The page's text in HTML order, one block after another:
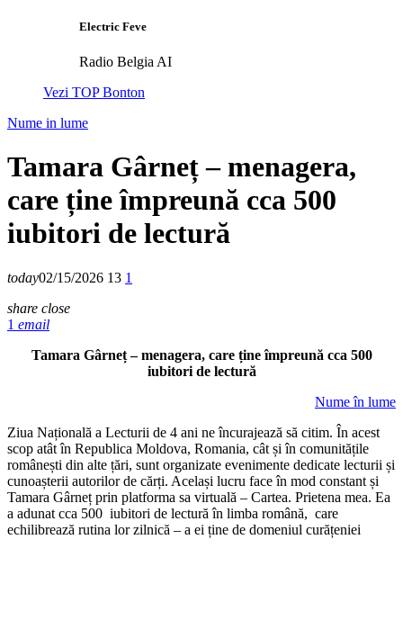
Electric Feve
Radio Belgia AI
Vezi TOP Bonton
Nume in lume
Tamara Gârneț – menagera,
care ține împreună cca 500
iubitori de lectură
today02/15/2026 13 1
share close
1 email
Tamara Gârneț – menagera, care ține împreună cca 500
iubitori de lectură
Nume în lume
Ziua Națională a Lecturii de 4 ani ne încurajează să citim. În acest
scop atât în Republica Moldova, Romania, cât și în comunitățile
românești din alte țări, sunt organizate evenimente dedicate lecturii și
cunoașterii autorilor de cărți. Același lucru face în mod constant și
Tamara Gârneț prin platforma sa virtuală – Cartea. Prietena mea. Ea
a adunat cca 500 iubitori de lectură în limba română, care
echilibrează rutina lor zilnică – a ei ține de domeniul curățeniei